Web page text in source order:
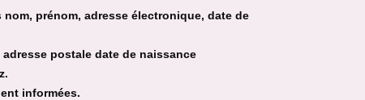
nom, prénom, adresse électronique, date de
postale date de naissance
informées.